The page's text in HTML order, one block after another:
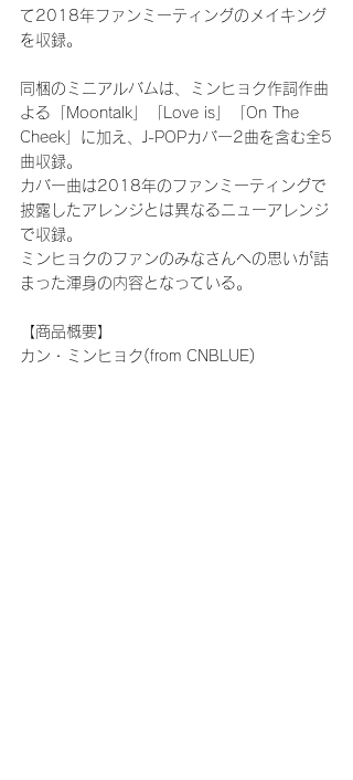
て2018年ファンミーティングのメイキング
を収録。
同梱のミニアルバムは、ミンヒョク作詞作曲
よる「Moontalk」「Love is」「On The
Cheek」に加え、J-POPカバー2曲を含む全5
曲収録。
カバー曲は2018年のファンミーティングで
披露したアレンジとは異なるニューアレンジ
で収録。
ミンヒョクのファンのみなさんへの思いが詰
まった渾身の内容となっている。
【商品概要】
カン・ミンヒョク(from CNBLUE)